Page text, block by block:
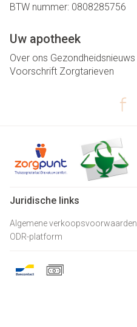
BTW nummer: 0808285756
Uw apotheek
Over ons Gezondheidsnieuws
Voorschrift Zorgtarieven
Juridische links
Algemene verkoopsvoorwaarden
ODR-platform